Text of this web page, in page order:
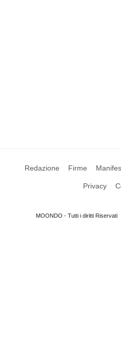
Redazione Firme
Privacy
MOONDO - Tutti i diritti Riservati